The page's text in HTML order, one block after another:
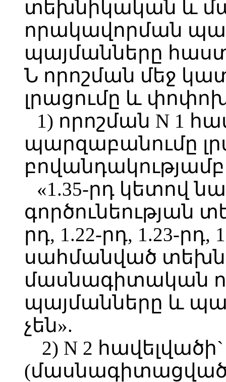
տեխնիկական և
որակավորման
պայմանները
Ն որոշման մեջ
լրացումը և
1) որոշման N 1
պարզաբանումը
«1.35-րդ կետով
գործունեության
րդ, 1.22-րդ, 1.23-
սահմանված
մասնագիտական
պայմանները և
չեն».
2) N 2